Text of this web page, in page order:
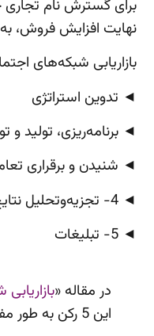
برای گسترش نام تجاری
نهایت افزایش فروش، به
بازاریابی شبکه‌های اجتماعی 5 رکن
◄ تدوین استراتژی
◄ برنامه‌ریزی، تولید و
◄ شنیدن و برقراری
◄ 4- تجزیه‌وتحلیل نتایج
◄ 5- تبلیغات
در مقاله «
این 5 رکن به طور مفصل توضیح داده‌ایم.